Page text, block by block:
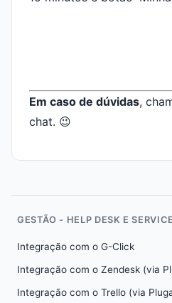
Em caso de dúvidas,
chat. 😉
GESTÃO - HELP DESK E
Integração com o G-Click
Integração com o Zendesk (via
Integração com o Trello (via